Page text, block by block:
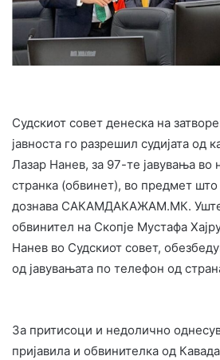
Судскиот совет денеска на
јавноста го разрешил судијата од
Лазар Нанев, за 97-те јавувања во
странка (обвинет), во предмет што
дознава САКАМДАКАЖАМ.МК. Уште
обвинител на Скопје Мустафа
Нанев во Судскиот совет,
од јавувањата по телефон од
За притисоци и недолично
пријавила и обвинителка од